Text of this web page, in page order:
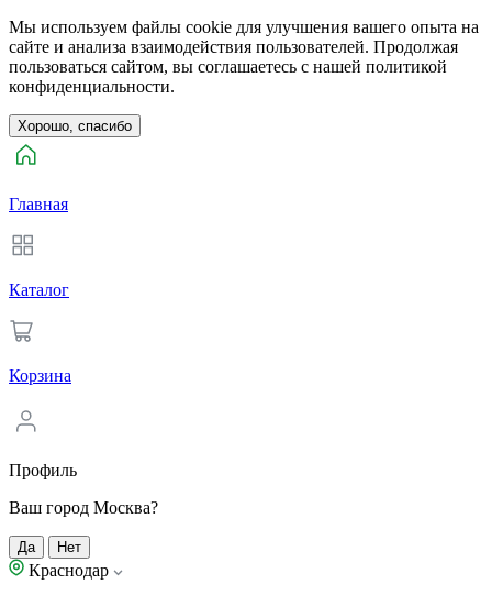
Мы используем файлы cookie для улучшения вашего опыта на
сайте и анализа взаимодействия пользователей. Продолжая
пользоваться сайтом, вы соглашаетесь с нашей политикой
конфиденциальности.
Хорошо, спасибо
Главная
Каталог
Корзина
Профиль
Ваш город Москва?
Да Нет
Краснодар